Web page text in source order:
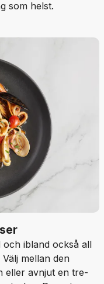
som helst.
ibland också all
mellan den
eller avnjut en tre-